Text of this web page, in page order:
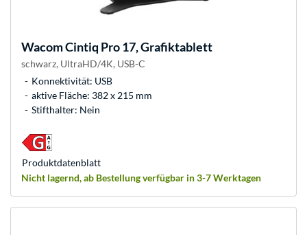
WacomCintiq Pro 17, Grafiktablett
schwarz, UltraHD/4K, USB-C
Konnektivität: USB
aktive Fläche: 382 x 215 mm
Stifthalter: Nein
Nicht lagernd, ab Bestellung verfügbar in 3-7 Werktagen
Produkt­datenblatt